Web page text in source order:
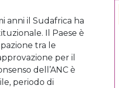
anni il Sudafrica ha
Il Paese è
tra le
per il
dell’ANC è
periodo di